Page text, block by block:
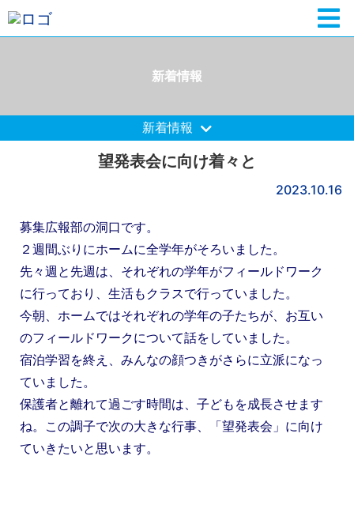
新着情報
新着情報
望発表会に向け着々と
2023.10.16
募集広報部の洞口です。
２週間ぶりにホームに全学年がそろいました。
先々週と先週は、それぞれの学年がフィールドワーク
に行っており、生活もクラスで行っていました。
今朝、ホームではそれぞれの学年の子たちが、お互い
のフィールドワークについて話をしていました。
宿泊学習を終え、みんなの顔つきがさらに立派になっ
ていました。
保護者と離れて過ごす時間は、子どもを成長させます
ね。この調子で次の大きな行事、「望発表会」に向け
ていきたいと思います。